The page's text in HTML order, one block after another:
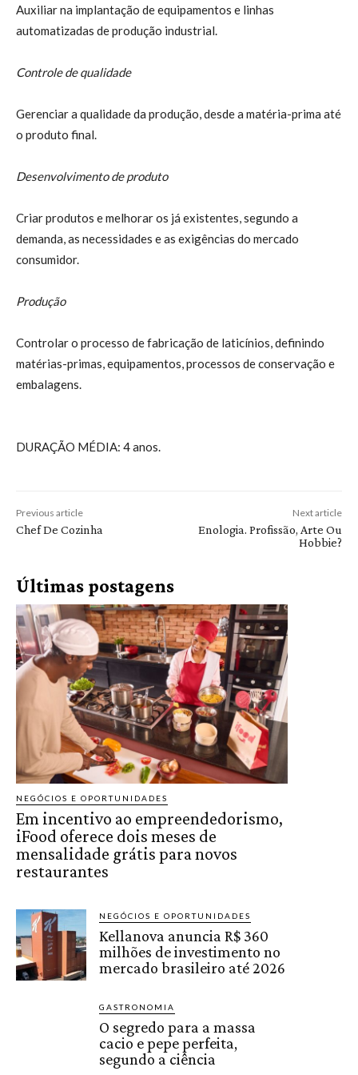
Auxiliar na implantação de equipamentos e linhas
automatizadas de produção industrial.
Controle de qualidade
Gerenciar a qualidade da produção, desde a matéria-prima até
o produto final.
Desenvolvimento de produto
Criar produtos e melhorar os já existentes, segundo a
demanda, as necessidades e as exigências do mercado
consumidor.
Produção
Controlar o processo de fabricação de laticínios, definindo
matérias-primas, equipamentos, processos de conservação e
embalagens.
DURAÇÃO MÉDIA: 4 anos.
Previous article
Chef De Cozinha
Next article
Enologia. Profissão, Arte Ou
Hobbie?
Últimas postagens
NEGÓCIOS E OPORTUNIDADES
Em incentivo ao empreendedorismo,
iFood oferece dois meses de
mensalidade grátis para novos
restaurantes
NEGÓCIOS E OPORTUNIDADES
Kellanova anuncia R$ 360
milhões de investimento no
mercado brasileiro até 2026
GASTRONOMIA
O segredo para a massa
cacio e pepe perfeita,
segundo a ciência